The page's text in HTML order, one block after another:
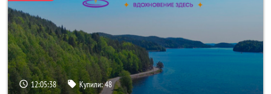
12:05:37 Купили:48